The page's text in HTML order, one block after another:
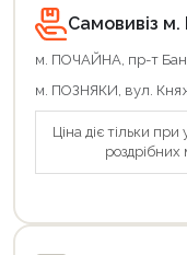
Самовивіз м.
м. ПОЧАЙНА, пр-т
м. ПОЗНЯКИ, вул.
Ціна діє тільки
роздрібних